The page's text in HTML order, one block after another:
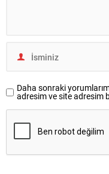
Daha sonraki
adresim ve site adresim